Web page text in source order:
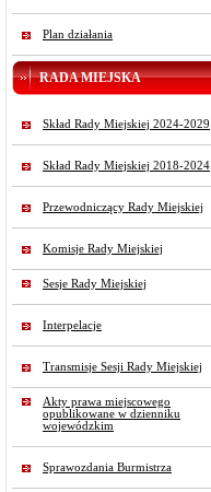
Plan działania
RADA MIEJSKA
Skład Rady Miejskiej 2024-2029
Skład Rady Miejskiej 2018-2024
Przewodniczący Rady Miejskiej
Komisje Rady Miejskiej
Sesje Rady Miejskiej
Interpelacje
Transmisje Sesji Rady Miejskiej
Akty prawa miejscowego
opublikowane w dzienniku
wojewódzkim
Sprawozdania Burmistrza